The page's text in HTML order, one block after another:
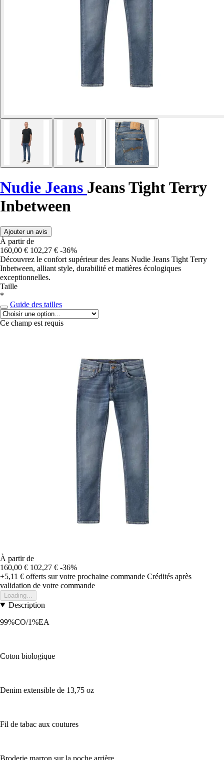
Nudie Jeans Jeans Tight Terry
Inbetween
Ajouter un avis
À partir de
160,00 € 102,27 € -36%
Découvrez le confort supérieur des Jeans Nudie Jeans Tight Terry
Inbetween, alliant style, durabilité et matières écologiques
exceptionnelles.
Taille
*
Guide des tailles
Ce champ est requis
À partir de
160,00 € 102,27 € -36%
+5,11 € offerts sur votre prochaine commande Crédités après
validation de votre commande
Loading...
Description
99%CO/1%EA
Coton biologique
Denim extensible de 13,75 oz
Fil de tabac aux coutures
Broderie marron sur la poche arrière